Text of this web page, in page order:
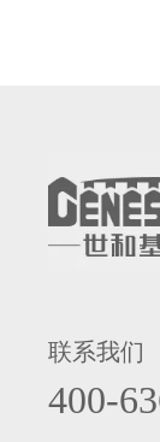
联系我们
400-